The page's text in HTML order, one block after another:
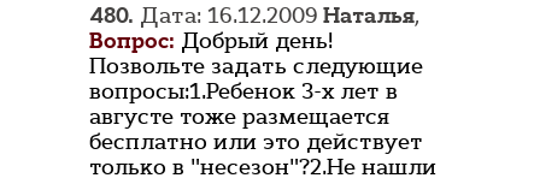
480. Дата: 16.12.2009 Наталья,
Вопрос: Добрый день!
Позвольте задать следующие
вопросы:1.Ребенок 3-х лет в
августе тоже размещается
бесплатно или это действует
только в "несезон"?2.Не нашли